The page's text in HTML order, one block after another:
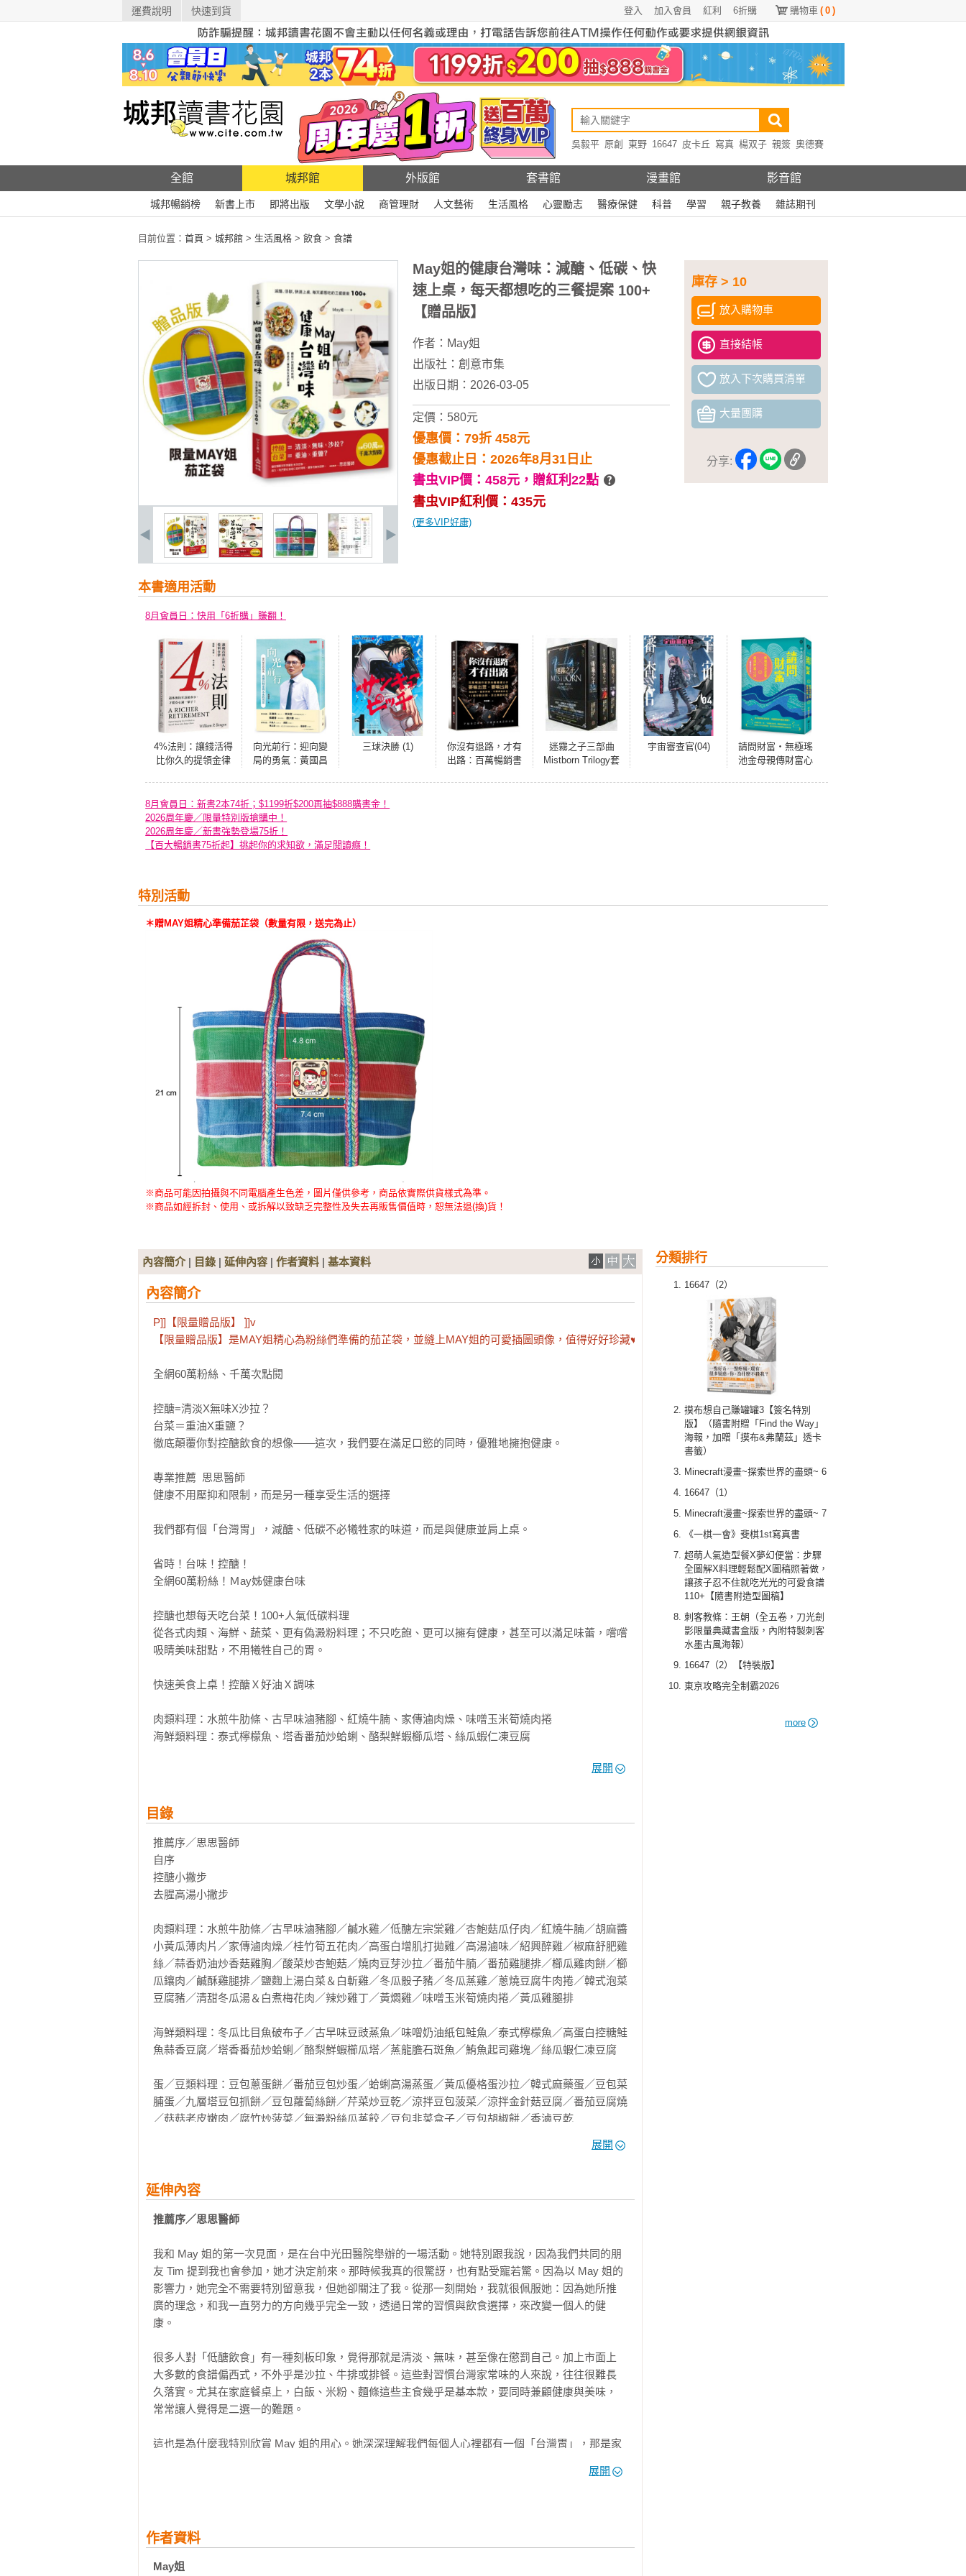
運費說明 快速到貨 購物車 ( 0 )
6折購
紅利
加入會員
登入
吳毅平 原創 東野 16647 皮卡丘 寫真 楊双子 親簽 奧德賽
全館 城邦館 外版館 套書館 漫畫館 影音館
城邦暢銷榜 新書上市 即將出版 文學小說 商管理財 人文藝術 生活風格 心靈勵志 醫療保健 科普 學習 親子教養 雜誌期刊
目前位置： 首頁 > 城邦館 > 生活風格 > 飲食 > 食譜
庫存 > 10
放入購物車
直接結帳
放入下次購買清單
大量團購
分享:
May姐的健康台灣味：減醣、低碳、快
速上桌，每天都想吃的三餐提案 100+
【贈品版】
作者： May姐
出版社： 創意市集
出版日期：2026-03-05
定價：580元
優惠價：79折 458元
優惠截止日：2026年8月31日止
書虫VIP價：458元， 贈紅利22點
書虫VIP紅利價：435元
(更多VIP好康)
本書適用活動
8月會員日：快用「6折購」賺翻！
4%法則：讓錢活得
比你久的提領金律
向光前行：迎向變
局的勇氣：黃國昌
三球決勝 (1)
你沒有退路，才有
出路：百萬暢銷書
迷霧之子三部曲
Mistborn Trilogy套
宇宙審查官(04)
請問財富‧無極瑤
池金母親傳財富心
8月會員日：新書2本74折；$1199折$200再抽$888購書金！
2026周年慶／限量特別版搶購中！
2026周年慶／新書強勢登場75折！
【百大暢銷書75折起】挑起你的求知欲，滿足閱讀癮！
特別活動
＊贈MAY姐精心準備茄芷袋（數量有限，送完為止）
※商品可能因拍攝與不同電腦產生色差，圖片僅供參考，商品依實際供貨樣式為準。
※商品如經拆封、使用、或拆解以致缺乏完整性及失去再販售價值時，恕無法退(換)貨！
分類排行
16647（2）
摸布想自己賺罐罐3【簽名特別
版】（隨書附贈「Find the Way」
海報，加贈「摸布&弗蘭茲」透卡
書籤）
Minecraft漫畫~探索世界的盡頭~ 6
16647（1）
Minecraft漫畫~探索世界的盡頭~ 7
《一棋一會》斐棋1st寫真書
超萌人氣造型餐X夢幻便當：步驟
全圖解X料理輕鬆配X圖稿照著做，
讓孩子忍不住就吃光光的可愛食譜
110+【隨書附造型圖稿】
刺客教條：王朝（全五卷，刀光劍
影限量典藏書盒版，內附特製刺客
水墨古風海報）
16647（2）【特裝版】
東京攻略完全制霸2026
more
內容簡介| 目錄 | 延伸內容 | 作者資料 | 基本資料
內容簡介
P]]【限量贈品版】 ࣪]]v
【限量贈品版】是MAY姐精心為粉絲們準備的茄芷袋，並縫上MAY姐的可愛插圖頭像，值得好好珍藏♥
全網60萬粉絲、千萬次點閱
控醣=清淡X無味X沙拉？
台菜＝重油X重鹽？
徹底顛覆你對控醣飲食的想像——這次，我們要在滿足口慾的同時，優雅地擁抱健康。
專業推薦  思思醫師
健康不用壓抑和限制，而是另一種享受生活的選擇
我們都有個「台灣胃」，減醣、低碳不必犧牲家的味道，而是與健康並肩上桌。
省時！台味！控醣！
全網60萬粉絲！Ｍay姊健康台味
控醣也想每天吃台菜！100+人氣低碳料理
從各式肉類、海鮮、蔬菜、更有偽澱粉料理；不只吃飽、更可以擁有健康，甚至可以滿足味蕾，嚐嚐
吸睛美味甜點，不用犧牲自己的胃。
快速美食上桌！控醣Ｘ好油Ｘ調味
肉類料理：水煎牛肋條、古早味滷豬腳、紅燒牛腩、家傳滷肉燥、味噌玉米筍燒肉捲
海鮮類料理：泰式檸檬魚、塔香番茄炒蛤蜊、酪梨鮮蝦櫛瓜塔、絲瓜蝦仁凍豆腐
湯類料理：哈佛蔬菜湯、番茄酸辣湯、酸菜蛤蜊虱目魚肚湯
甜點料理：控醣松露巧克力、控醣薑汁豆花、無糯米草仔粿、端午低卡控醣冰粽
展開
目錄
推薦序／思思醫師
自序
控醣小撇步
去腥高湯小撇步
肉類料理：水煎牛肋條／古早味滷豬腳／鹹水雞／低醣左宗棠雞／杏鮑菇瓜仔肉／紅燒牛腩／胡麻醬
小黃瓜薄肉片／家傳滷肉燥／桂竹筍五花肉／高蛋白增肌打拋雞／高湯滷味／紹興醉雞／椒麻舒肥雞
絲／蒜香奶油炒香菇雞胸／酸菜炒杏鮑菇／燒肉豆芽沙拉／番茄牛腩／番茄雞腿排／櫛瓜雞肉餅／櫛
瓜鑲肉／鹹酥雞腿排／鹽麴上湯白菜＆白斬雞／冬瓜骰子豬／冬瓜蒸雞／蔥燒豆腐牛肉捲／韓式泡菜
豆腐豬／清甜冬瓜湯＆白煮梅花肉／辣炒雞丁／黃燜雞／味噌玉米筍燒肉捲／黃瓜雞腿排
海鮮類料理：冬瓜比目魚破布子／古早味豆豉蒸魚／味噌奶油紙包鮭魚／泰式檸檬魚／高蛋白控糖鮭
魚蒜香豆腐／塔香番茄炒蛤蜊／酪梨鮮蝦櫛瓜塔／蒸龍膽石斑魚／鮪魚起司雞塊／絲瓜蝦仁凍豆腐
蛋／豆類料理：豆包蔥蛋餅／番茄豆包炒蛋／蛤蜊高湯蒸蛋／黃瓜優格蛋沙拉／韓式麻藥蛋／豆包菜
脯蛋／九層塔豆包抓餅／豆包蘿蔔絲餅／芹菜炒豆乾／涼拌豆包菠菜／涼拌金針菇豆腐／番茄豆腐燒
／菇菇老皮嫩肉／腐竹炒菠菜／無澱粉絲瓜蒸餃／豆包韭菜盒子／豆包胡椒餅／香滷豆乾
蔬菜類料理：水蓮炒豆包／古早味白菜滷／金沙杏鮑菇／夏日涼拌菜番茄小黃瓜／控醣台式泡菜／涼
蔥圈
偽澱粉料理：古早味豆皮炒麵／白醬鮭魚豆包義大利麵／豆包肉蛋吐司／木須炒麵／控糖鮭魚炒飯／
目魚肚粥／控醣大滷麵／蝦爆烏龍麵／蛤蜊櫛瓜義大利麵／控醣豆包部隊鍋
湯類料理：刈菜雞湯／冬瓜肉丸蛤蜊湯／古早味蔭瓜香菇雞湯／白蘿蔔肉片湯／哈佛蔬菜湯（豬肉
篇）／茭白筍肉羹湯／清燉蘿蔔牛腩／番茄酸辣湯／酸菜蛤蜊虱目魚肚湯／豬肉味噌湯
／黑芝麻巴斯克乳酪蛋糕／端午低卡控醣冰粽
後記
展開
延伸內容
推薦序／思思醫師
我和 May 姐的第一次見面，是在台中光田醫院舉辦的一場活動。她特別跟我說，因為我們共同的朋
友 Tim 提到我也會參加，她才決定前來。那時候我真的很驚訝，也有點受寵若驚。因為以 May 姐的
影響力，她完全不需要特別留意我，但她卻關注了我。從那一刻開始，我就很佩服她：因為她所推
廣的理念，和我一直努力的方向幾乎完全一致，透過日常的習慣與飲食選擇，來改變一個人的健
康。
很多人對「低醣飲食」有一種刻板印象，覺得那就是清淡、無味，甚至像在懲罰自己。加上市面上
大多數的食譜偏西式，不外乎是沙拉、牛排或排餐。這些對習慣台灣家常味的人來說，往往很難長
久落實。尤其在家庭餐桌上，白飯、米粉、麵條這些主食幾乎是基本款，要同時兼顧健康與美味，
常常讓人覺得是二選一的難題。
這也是為什麼我特別欣賞 May 姐的用心。她深深理解我們每個人心裡都有一個「台灣胃」，那是家
針菇取代白飯，炒出 無澱粉鮭魚炒飯，鹹香、鬆軟、帶著蛋香和鮭魚的油脂香氣，一口接一口停不
下來。連經典的 大滷麵，她都能用低醣方式重現，勾芡、烏醋、蛋花，樣樣到位，卻少了澱粉的負
擔。還有 無澱粉胡椒餅，酥脆的外皮裡包著多汁的肉餡，讓控醣族群也能大口咬下去。甚至一碗看
展開
作者資料
May姐